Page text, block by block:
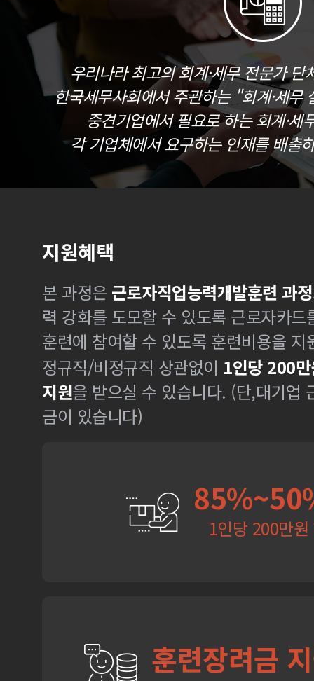
우리나라 최고의 회계·세무 전문가
한국세무사회에서 주관하는 "회계·세무
중견기업에서 필요로 하는 회계·세
각 기업체에서 요구하는 인재를 배출
지원혜택
본 과정은 근로자직업능력개발훈련 과정
력 강화를 도모할 수 있도록 근로자카
훈련에 참여할 수 있도록 훈련비용을 지
정규직/비정규직 상관없이 1인당 200
지원을 받으실 수 있습니다. (단,대기업
금이 있습니다)
1인당 200만원
훈련장려금